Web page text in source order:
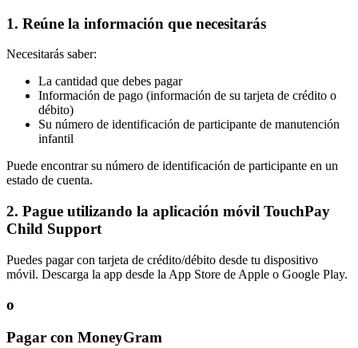
1. Reúne la información que necesitarás
Necesitarás saber:
La cantidad que debes pagar
Información de pago (información de su tarjeta de crédito o
débito)
Su número de identificación de participante de manutención
infantil
Puede encontrar su número de identificación de participante en un
estado de cuenta.
2. Pague utilizando la aplicación móvil TouchPay
Child Support
Puedes pagar con tarjeta de crédito/débito desde tu dispositivo
móvil. Descarga la app desde la App Store de Apple o Google Play.
o
Pagar con MoneyGram